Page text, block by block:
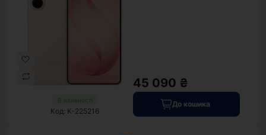
В наявності
Код: K-225216
45 090 ₴
До кошика